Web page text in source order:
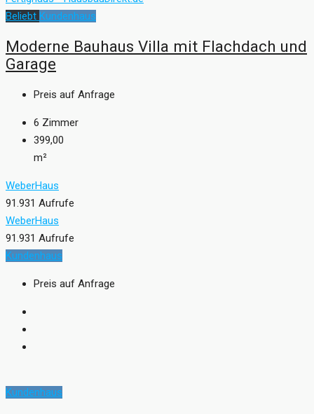
Beliebt Kundenhaus
Moderne Bauhaus Villa mit Flachdach und
Garage
Preis auf Anfrage
6 Zimmer
399,00
m²
WeberHaus
91.931 Aufrufe
WeberHaus
91.931 Aufrufe
Kundenhaus
Preis auf Anfrage
Kundenhaus